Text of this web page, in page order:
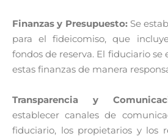
Finanzas y Presupuesto:Se
para el fideicomiso, que
fondos de reserva. El fiduciario
estas finanzas de manera
Transparencia y
establecer canales de
fiduciario, los propietarios y los